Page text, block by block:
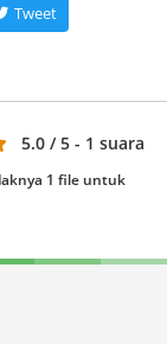
Tweet
5.0 / 5 - 1 suara
1 file untuk